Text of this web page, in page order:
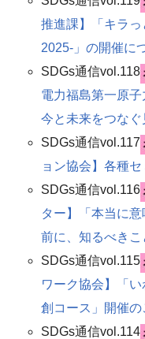
推進課】「キラ
2025‐」の開催に
SDGs通信vol.118
電力福島第一原
今と未来をつなぐ
SDGs通信vol.117
ョン協会】各種
SDGs通信vol.116
ター】「本当に
前に、知るべきこ
SDGs通信vol.115
ワーク協会】「
創コース」開催の
SDGs通信vol.114